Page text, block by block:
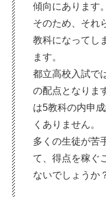
傾向にあります。
そのため、それ
教科になってし
ます。
都立高校入試で
の配点となりま
は5教科の内申
くありません。
多くの生徒が苦
て、得点を稼ぐ
ないでしょうか